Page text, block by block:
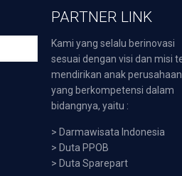
PARTNER LINK
Kami yang selalu berinovasi
sesuai dengan visi dan misi
mendirikan anak perusahaan
yang berkompetensi dalam
bidangnya, yaitu :
> Darmawisata Indonesia
> Duta PPOB
> Duta Sparepart